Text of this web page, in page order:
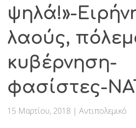
ψηλά!»-
λαούς,
κυβέρνηση-
φασίστες-
15 Μαρτίου, 2018 | Αντιπολεμικό